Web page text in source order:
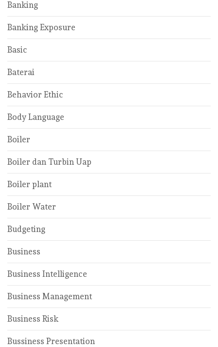
Banking
Banking Exposure
Basic
Baterai
Behavior Ethic
Body Language
Boiler
Boiler dan Turbin Uap
Boiler plant
Boiler Water
Budgeting
Business
Business Intelligence
Business Management
Business Risk
Bussiness Presentation